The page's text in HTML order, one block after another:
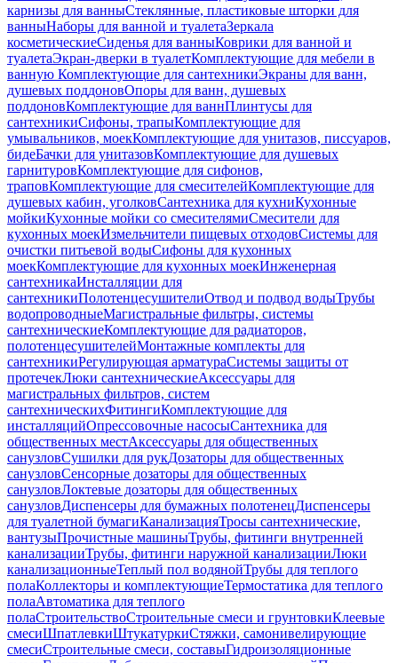
карнизы для ванныСтеклянные, пластиковые шторки для
ванныНаборы для ванной и туалетаЗеркала
косметическиеСиденья для ванныКоврики для ванной и
туалетаЭкран-дверки в туалетКомплектующие для мебели в
ванную Комплектующие для сантехникиЭкраны для ванн,
душевых поддоновОпоры для ванн, душевых
поддоновКомплектующие для ваннПлинтусы для
сантехникиСифоны, трапыКомплектующие для
умывальников, моекКомплектующие для унитазов, писсуаров,
бидеБачки для унитазовКомплектующие для душевых
гарнитуровКомплектующие для сифонов,
траповКомплектующие для смесителейКомплектующие для
душевых кабин, уголковСантехника для кухниКухонные
мойкиКухонные мойки со смесителямиСмесители для
кухонных моекИзмельчители пищевых отходовСистемы для
очистки питьевой водыСифоны для кухонных
моекКомплектующие для кухонных моекИнженерная
сантехникаИнсталляции для
сантехникиПолотенцесушителиОтвод и подвод водыТрубы
водопроводныеМагистральные фильтры, системы
сантехническиеКомплектующие для радиаторов,
полотенцесушителейМонтажные комплекты для
сантехникиРегулирующая арматураСистемы защиты от
протечекЛюки сантехническиеАксессуары для
магистральных фильтров, систем
сантехническихФитингиКомплектующие для
инсталляцийОпрессовочные насосыСантехника для
общественных местАксессуары для общественных
санузловСушилки для рукДозаторы для общественных
санузловСенсорные дозаторы для общественных
санузловЛоктевые дозаторы для общественных
санузловДиспенсеры для бумажных полотенецДиспенсеры
для туалетной бумагиКанализацияТросы сантехнические,
вантузыПрочистные машиныТрубы, фитинги внутренней
канализацииТрубы, фитинги наружной канализацииЛюки
канализационныеТеплый пол водянойТрубы для теплого
полаКоллекторы и комплектующиеТермостатика для теплого
полаАвтоматика для теплого
полаСтроительствоСтроительные смеси и грунтовкиКлеевые
смесиШпатлевкиШтукатуркиСтяжки, самонивелирующие
смесиСтроительные смеси, составыГидроизоляционные